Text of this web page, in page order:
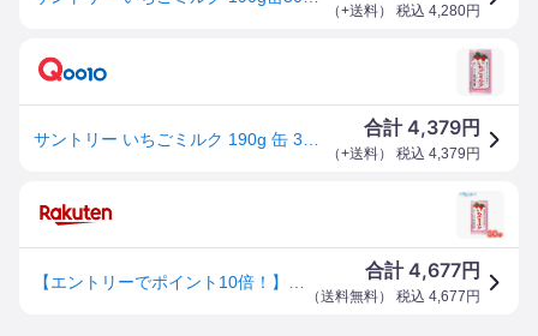
（+送料） 税込 4,280円
合計4,379円
（+送料） 税込 4,379 円
合計4,677円
（送料無料） 税込 4,677 円